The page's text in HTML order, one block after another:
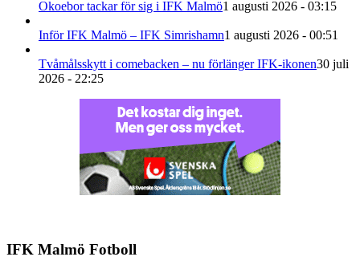
Okoebor tackar för sig i IFK Malmö1 augusti 2026 - 03:15
Inför IFK Malmö – IFK Simrishamn1 augusti 2026 - 00:51
Tvåmålsskytt i comebacken – nu förlänger IFK-ikonen30 juli
2026 - 22:25
IFK Malmö Fotboll